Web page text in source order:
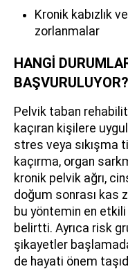
Kronik kabızlık
zorlanmalar
HANGİ
BAŞVURULUYOR?
Pelvik taban
kaçıran kişilere
stres veya sıkışma
kaçırma, organ
kronik pelvik ağrı,
doğum sonrası kas
bu yöntemin en
belirtti. Ayrıca risk
şikayetler
de hayati önem